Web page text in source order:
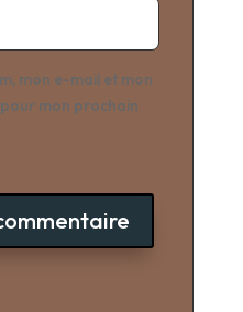
mon e-mail et mon
mon prochain